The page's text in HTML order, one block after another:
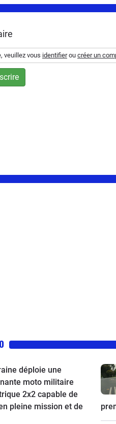
veuillez vous identifierou créer un
déploie une
moto militaire
2x2 capable de
pleine mission et de